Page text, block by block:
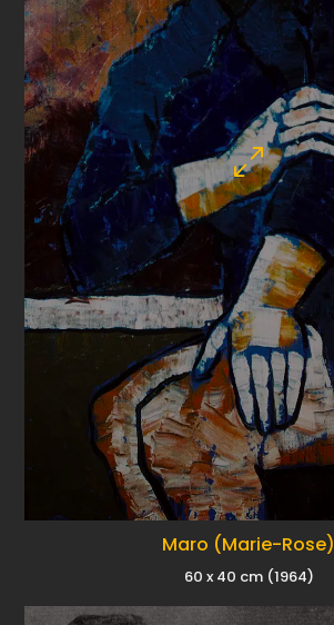
Maro (Marie-Rose)
60 x 40 cm (1964)